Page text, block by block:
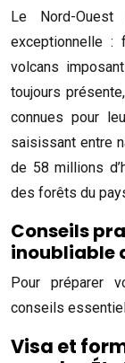
Le Nord-
exceptionnelle :
volcans
toujours
connues pour
saisissant entre
de 58 millions
des forêts du
Conseils
inoubliable
Pour préparer
conseils
Visa et